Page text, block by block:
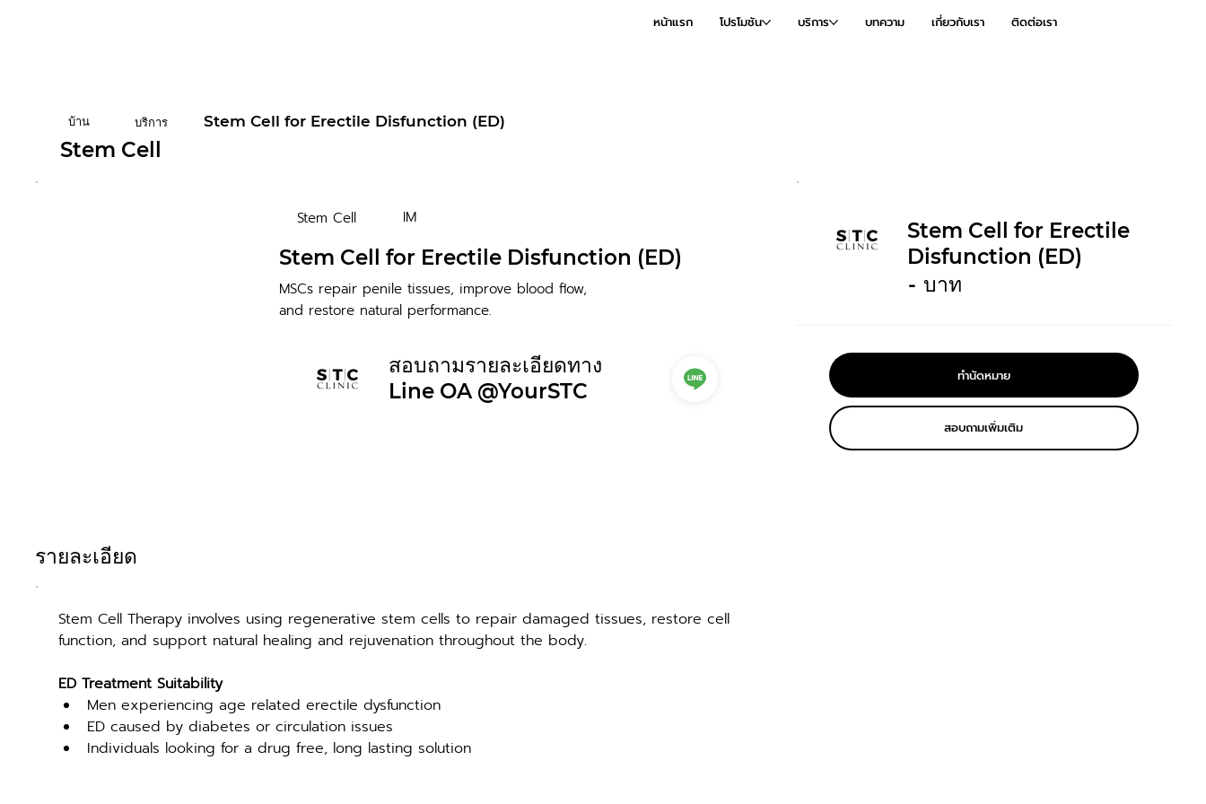
หน้าแรก โปรโมชัน บริการ บทความ เกี่ยวกับเรา ติดต่อเรา
บ้าน บริการ Stem Cell for Erectile Disfunction (ED)
Stem Cell
Stem Cell IM
Stem Cell for Erectile Disfunction (ED)
MSCs repair penile tissues, improve blood flow,
and restore natural performance.
สอบถามรายละเอียดทาง
Line OA @YourSTC
รายละเอียด
Stem Cell Therapy involves using regenerative stem cells to repair damaged tissues, restore cell
function, and support natural healing and rejuvenation throughout the body.
ED Treatment Suitability
Men experiencing age related erectile dysfunction
ED caused by diabetes or circulation issues
Individuals looking for a drug free, long lasting solution
Stem Cell for Erectile
Disfunction (ED)
- บาท
ทำนัดหมาย
สอบถามเพิ่มเติม